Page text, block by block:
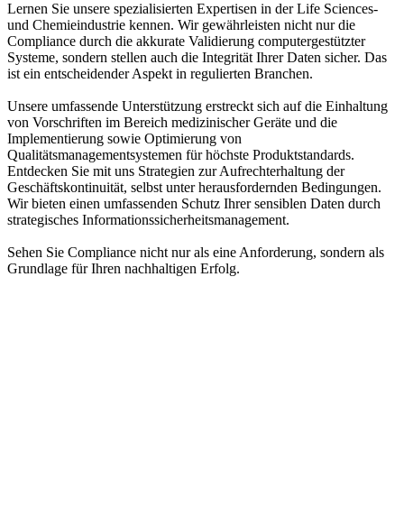
Lernen Sie unsere spezialisierten Expertisen in der Life Sciences-
und Chemieindustrie kennen. Wir gewährleisten nicht nur die
Compliance durch die akkurate Validierung computergestützter
Systeme, sondern stellen auch die Integrität Ihrer Daten sicher. Das
ist ein entscheidender Aspekt in regulierten Branchen.
Unsere umfassende Unterstützung erstreckt sich auf die Einhaltung
von Vorschriften im Bereich medizinischer Geräte und die
Implementierung sowie Optimierung von
Qualitätsmanagementsystemen für höchste Produktstandards.
Entdecken Sie mit uns Strategien zur Aufrechterhaltung der
Geschäftskontinuität, selbst unter herausfordernden Bedingungen.
Wir bieten einen umfassenden Schutz Ihrer sensiblen Daten durch
strategisches Informations­sicherheitsmanagement.
Sehen Sie Compliance nicht nur als eine Anforderung, sondern als
Grundlage für Ihren nachhaltigen Erfolg.